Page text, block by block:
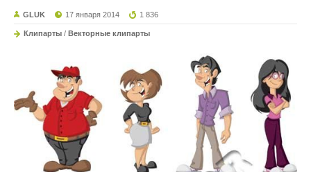
GLUK 17 января 2014 1 836
Клипарты / Векторные клипарты